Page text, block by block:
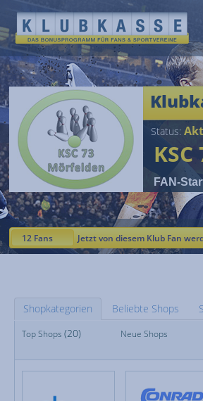
Status:
FAN-
12 Fans Jetzt von diesem Klub Fan
Shopkategorien Beliebte Shops
Top Shops
Apotheken
Baby & Kinder
Top Shops (20) Neue Shops